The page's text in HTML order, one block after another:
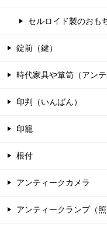
セルロイド製のおも
錠前（鍵）
時代家具や箪笥（アンテ
印判（いんばん）
印籠
根付
アンティークカメラ
アンティークランプ（照